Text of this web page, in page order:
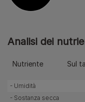
Analisi dei
Nutriente Sul
- Umidità
- Sostanza secca